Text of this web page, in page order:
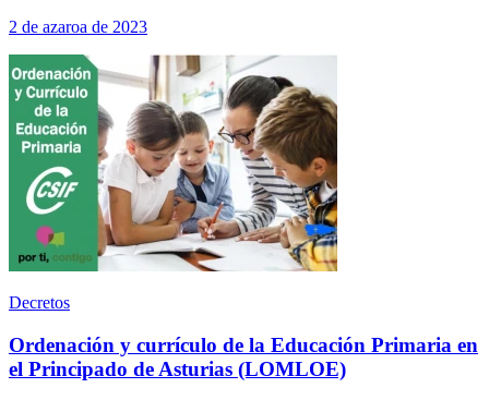
2 de azaroa de 2023
Decretos
Ordenación y currículo de la Educación Primaria en
el Principado de Asturias (LOMLOE)